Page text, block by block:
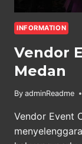
INFORMATION
Vendor
Medan
By adminReadme
Vendor Event